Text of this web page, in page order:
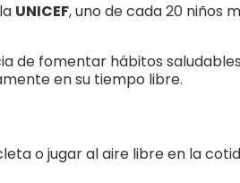
UNICEF, uno de cada 20 niños
de fomentar hábitos
en su tiempo libre.
o jugar al aire libre en la